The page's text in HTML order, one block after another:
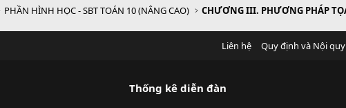
PHẦN HÌNH HỌC - SBT TOÁN 10 (NÂNG CAO)
Liên hệ Quy định và Nội quy
Thống kê diễn đàn